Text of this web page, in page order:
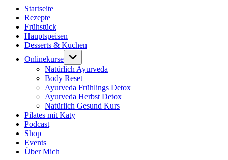
Startseite
Rezepte
Frühstück
Hauptspeisen
Desserts & Kuchen
Onlinekurse
Natürlich Ayurveda
Body Reset
Ayurveda Frühlings Detox
Ayurveda Herbst Detox
Natürlich Gesund Kurs
Pilates mit Katy
Podcast
Shop
Events
Über Mich